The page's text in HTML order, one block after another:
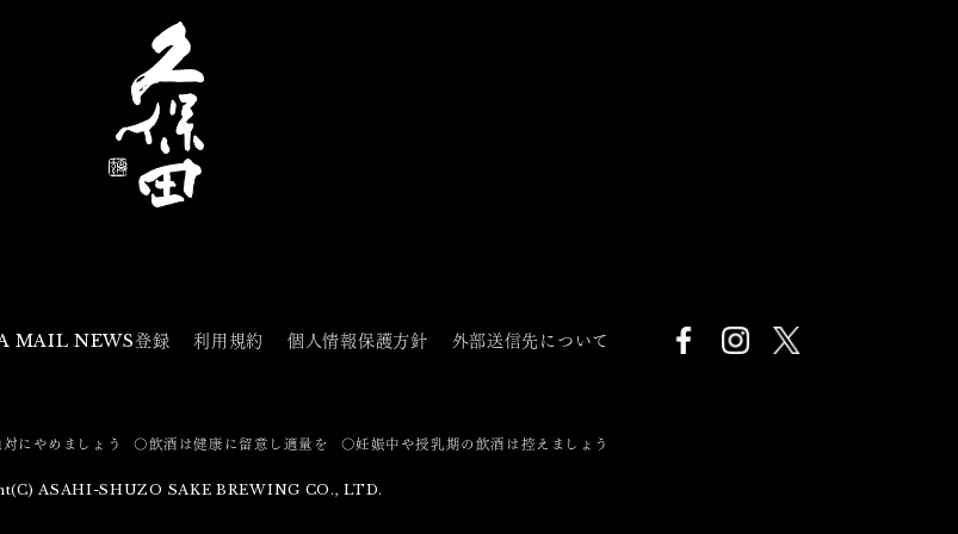
MAIL NEWS登録 利用規約 個人情報保護方針 外部送信先について
にやめましょう 〇飲酒は健康に留意し適量を 〇妊娠中や授乳期の飲酒は控えましょう
ASAHI-SHUZO SAKE BREWING CO., LTD.